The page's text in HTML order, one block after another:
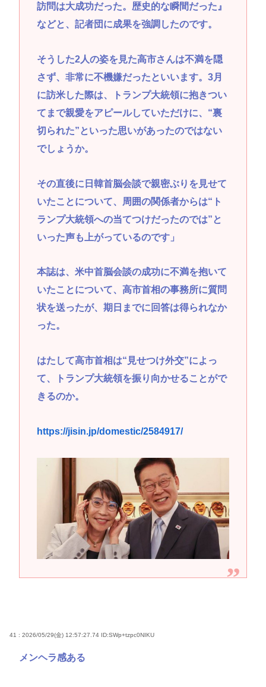
訪問は大成功だった。歴史的な瞬間だった』
などと、記者団に成果を強調したのです。
そうした2人の姿を見た高市さんは不満を隠
さず、非常に不機嫌だったといいます。3月
に訪米した際は、トランプ大統領に抱きつい
てまで親愛をアピールしていただけに、“裏
切られた”といった思いがあったのではない
でしょうか。
その直後に日韓首脳会談で親密ぶりを見せて
いたことについて、周囲の関係者からは“ト
ランプ大統領への当てつけだったのでは”と
いった声も上がっているのです」
本誌は、米中首脳会談の成功に不満を抱いて
いたことについて、高市首相の事務所に質問
状を送ったが、期日までに回答は得られなか
った。
はたして高市首相は“見せつけ外交”によっ
て、トランプ大統領を振り向かせることがで
きるのか。
https://jisin.jp/domestic/2584917/
41 : 2026/05/29(金) 12:57:27.74 ID:SWp+tzpc0NIKU
メンヘラ感ある